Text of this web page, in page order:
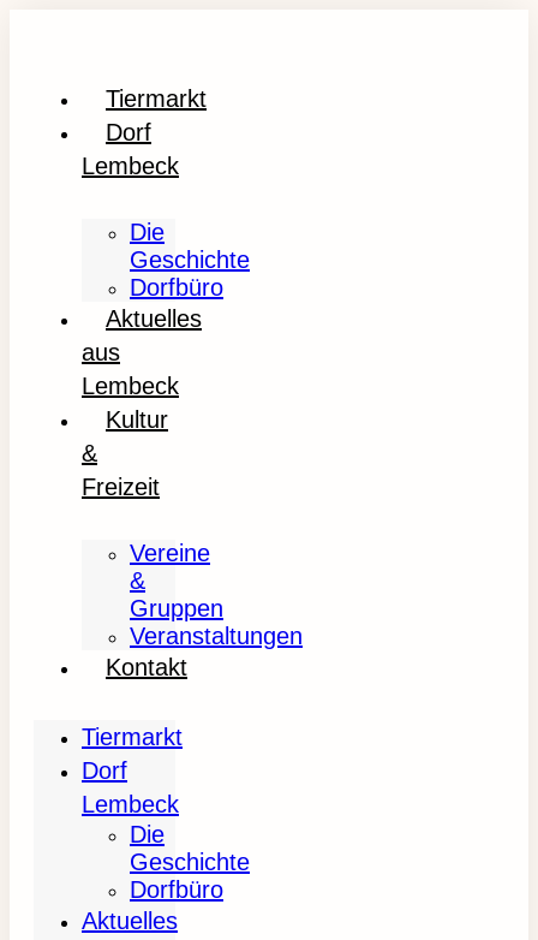
Tiermarkt
Dorf
Lembeck
Die
Geschichte
Dorfbüro
Aktuelles
aus
Lembeck
Kultur
&
Freizeit
Vereine
&
Gruppen
Veranstaltungen
Kontakt
Tiermarkt
Dorf
Lembeck
Die
Geschichte
Dorfbüro
Aktuelles